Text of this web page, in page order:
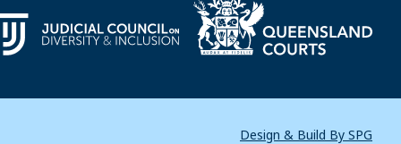
Design & Build By SPG